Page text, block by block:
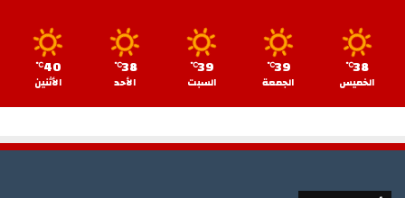
38
℃
الخميس
39
℃
الجمعة
39
℃
السبت
38
℃
الأحد
40
℃
الأثنين